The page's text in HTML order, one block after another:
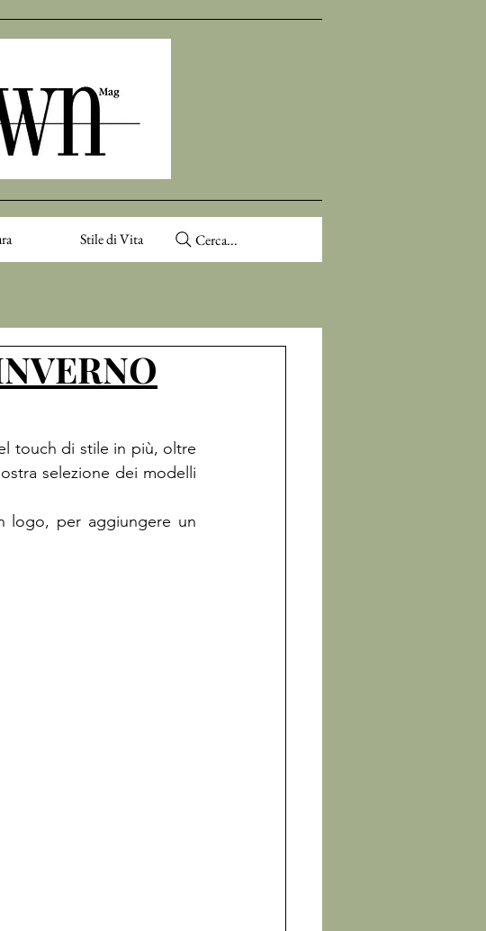
Stile di Vita Cerca...
touch di stile in più, oltre
selezione dei modelli
logo, per aggiungere un